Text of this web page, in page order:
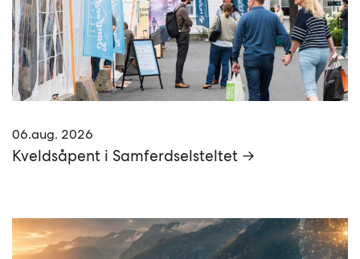
06.aug. 2026
Kveldsåpent i Samferdselsteltet →